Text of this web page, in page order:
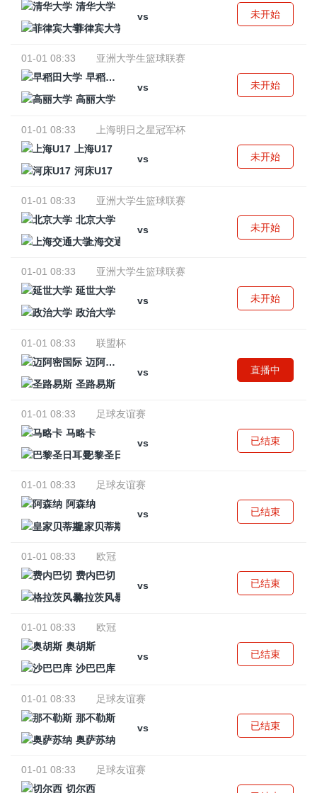
清华大学
vs
菲律宾大学
未开始
01-01 08:33
亚洲大学生篮球联赛
早稻田大学
vs
高丽大学
未开始
01-01 08:33
上海明日之星冠军杯
上海U17
vs
河床U17
未开始
01-01 08:33
亚洲大学生篮球联赛
北京大学
vs
上海交通大学
未开始
01-01 08:33
亚洲大学生篮球联赛
延世大学
vs
政治大学
未开始
01-01 08:33
联盟杯
迈阿密国际
vs
圣路易斯
直播中
01-01 08:33
足球友谊赛
马略卡
vs
巴黎圣日耳曼
已结束
01-01 08:33
足球友谊赛
阿森纳
vs
皇家贝蒂斯
已结束
01-01 08:33
欧冠
费内巴切
vs
格拉茨风暴
已结束
01-01 08:33
欧冠
奥胡斯
vs
沙巴巴库
已结束
01-01 08:33
足球友谊赛
那不勒斯
vs
奥萨苏纳
已结束
01-01 08:33
足球友谊赛
切尔西